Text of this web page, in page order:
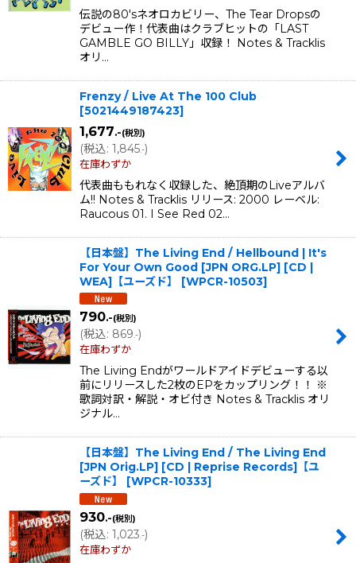
伝説の80'sネオロカビリー、The Tear Dropsの
デビュー作！代表曲はクラブヒットの「LAST
GAMBLE GO BILLY」収録！ Notes & Tracklis
オリ…
Frenzy / Live At The 100 Club
[5021449187423]
1,677.-(税別)
(税込: 1,845.-)
在庫わずか
代表曲ももれなく収録した、絶頂期のLiveアルバ
ム!! Notes & Tracklis リリース: 2000 レーベル:
Raucous 01. I See Red 02…
【日本盤】The Living End / Hellbound | It's
For Your Own Good [JPN ORG.LP] [CD |
WEA]【ユーズド】
[WPCR-10503]
790.-(税別)
(税込: 869.-)
在庫わずか
The Living Endがワールドアイドデビューする以
前にリリースした2枚のEPをカップリング！！ ※
歌詞対訳・解説・オビ付き Notes & Tracklis オリ
ジナル…
【日本盤】The Living End / The Living End
[JPN Orig.LP] [CD | Reprise Records]【ユ
ーズド】
[WPCR-10333]
930.-(税別)
(税込: 1,023.-)
在庫わずか